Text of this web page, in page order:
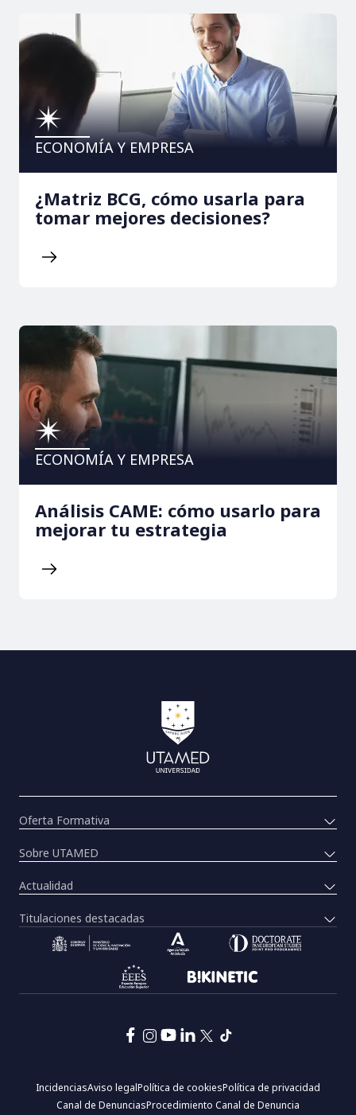
ECONOMÍA Y EMPRESA
¿Matriz BCG, cómo usarla para
tomar mejores decisiones?
ECONOMÍA Y EMPRESA
Análisis CAME: cómo usarlo para
mejorar tu estrategia
Oferta Formativa
Sobre UTAMED
Actualidad
Titulaciones destacadas
página:
IncidenciasAviso legalPolítica de cookiesPolítica de privacidad
Canal de DenunciasProcedimiento Canal de Denuncia